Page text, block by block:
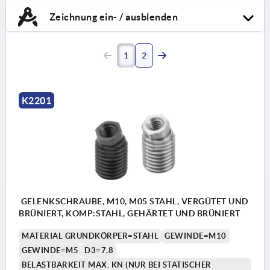
Zeichnung ein- / ausblenden
1 2
K2201
GELENKSCHRAUBE, M10, M05 STAHL, VERGÜTET UND
BRÜNIERT, KOMP:STAHL, GEHÄRTET UND BRÜNIERT
MATERIAL GRUNDKÖRPER=STAHL
GEWINDE=M10
GEWINDE=M5
D3=7,8
BELASTBARKEIT MAX. KN (NUR BEI STATISCHER